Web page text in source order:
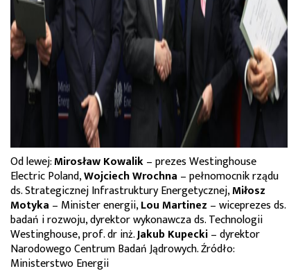
Od lewej:Mirosław Kowalik– prezes Westinghouse
Electric Poland,Wojciech Wrochna – pełnomocnik rządu
ds. Strategicznej Infrastruktury Energetycznej,Miłosz
Motyka – Minister energii,Lou Martinez – wiceprezes ds.
badań i rozwoju, dyrektor wykonawcza ds. Technologii
Westinghouse, prof. dr inż.Jakub Kupecki– dyrektor
Narodowego Centrum Badań Jądrowych. Źródło:
Ministerstwo Energii